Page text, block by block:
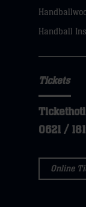
klicken
Handball
Tickets
0621 /
Online